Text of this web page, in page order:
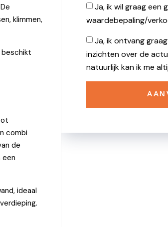
klimmen,
beschikt
combi
de
een
ideaal
Ja, ik wil graag een
waardebepaling/
Ja, ik ontvang
inzichten over de
natuurlijk kan ik me